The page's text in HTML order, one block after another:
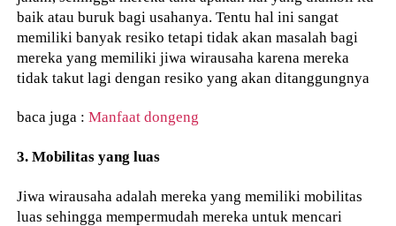
baik atau buruk bagi usahanya. Tentu hal ini sangat
memiliki banyak resiko tetapi tidak akan masalah bagi
mereka yang memiliki jiwa wirausaha karena mereka
tidak takut lagi dengan resiko yang akan ditanggungnya
baca juga :Manfaat dongeng
3. Mobilitas yang luas
Jiwa wirausaha adalah mereka yang memiliki mobilitas
luas sehingga mempermudah mereka untuk mencari